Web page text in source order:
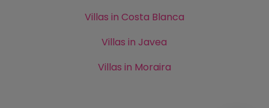
Villas in Costa Blanca
Villas in Javea
Villas in Moraira